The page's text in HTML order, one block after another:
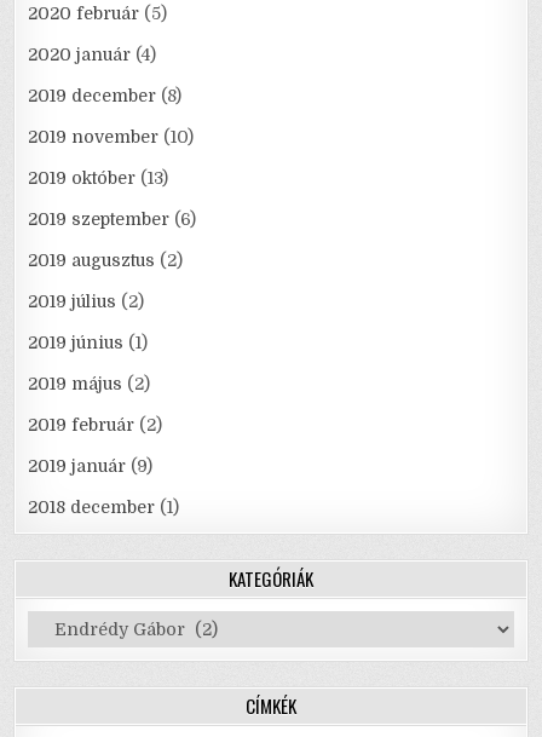
2020 február (5)
2020 január (4)
2019 december (8)
2019 november (10)
2019 október (13)
2019 szeptember (6)
2019 augusztus (2)
2019 július (2)
2019 június (1)
2019 május (2)
2019 február (2)
2019 január (9)
2018 december (1)
KATEGÓRIÁK
Kategóriák
CÍMKÉK